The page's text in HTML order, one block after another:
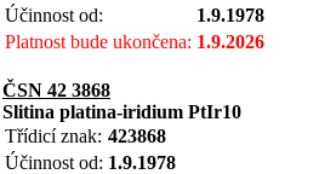
Účinnost od:
1.9.1978
Platnost bude ukončena: 1.9.2026
ČSN 42 3868
Slitina platina-iridium PtIr10
Třídicí znak: 423868
Účinnost od: 1.9.1978